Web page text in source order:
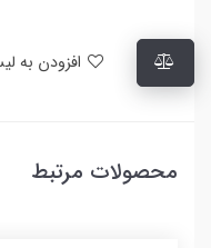
محصولات مرتبط